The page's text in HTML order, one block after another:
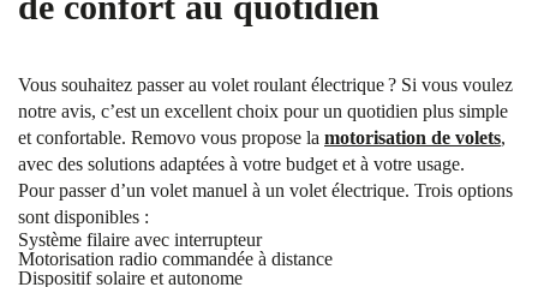
Vous souhaitez passer au volet roulant électrique ? Si vous voulez
notre avis, c’est un excellent choix pour un quotidien plus simple
et confortable. Removo vous propose la motorisation de volets,
avec des solutions adaptées à votre budget et à votre usage.
Pour passer d’un volet manuel à un volet électrique. Trois options
sont disponibles :
Système filaire avec interrupteur
Motorisation radio commandée à distance
Dispositif solaire et autonome